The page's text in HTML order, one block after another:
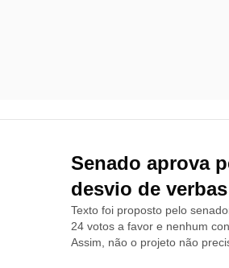
Senado aprova
desvio de
Texto foi proposto pelo
24 votos a favor e nenhum
Assim, não o projeto não